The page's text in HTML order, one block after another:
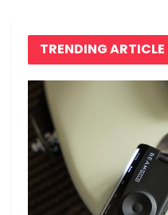
TRENDING ARTICLE